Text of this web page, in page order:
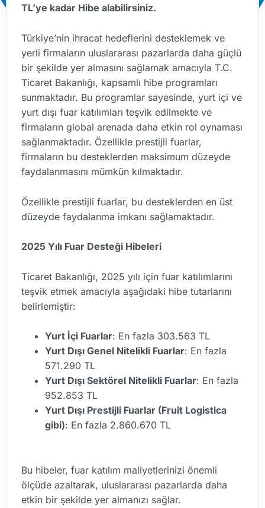
TL’ye kadar Hibe alabilirsiniz.
Türkiye’nin ihracat hedeflerini desteklemek ve
yerli firmaların uluslararası pazarlarda daha güçlü
bir şekilde yer almasını sağlamak amacıyla T.C.
Ticaret Bakanlığı, kapsamlı hibe programları
sunmaktadır. Bu programlar sayesinde, yurt içi ve
yurt dışı fuar katılımları teşvik edilmekte ve
firmaların global arenada daha etkin rol oynaması
sağlanmaktadır. Özellikle prestijli fuarlar,
firmaların bu desteklerden maksimum düzeyde
faydalanmasını mümkün kılmaktadır.
Özellikle prestijli fuarlar, bu desteklerden en üst
düzeyde faydalanma imkanı sağlamaktadır.
2025 Yılı Fuar Desteği Hibeleri
Ticaret Bakanlığı, 2025 yılı için fuar katılımlarını
teşvik etmek amacıyla aşağıdaki hibe tutarlarını
belirlemiştir:
Yurt İçi Fuarlar: En fazla 303.563 TL
Yurt Dışı Genel Nitelikli Fuarlar: En fazla
571.290 TL
Yurt Dışı Sektörel Nitelikli Fuarlar: En fazla
952.853 TL
Yurt Dışı Prestijli Fuarlar (Fruit Logistica
gibi): En fazla 2.860.670 TL
Bu hibeler, fuar katılım maliyetlerinizi önemli
ölçüde azaltarak, uluslararası pazarlarda daha
etkin bir şekilde yer almanızı sağlar.